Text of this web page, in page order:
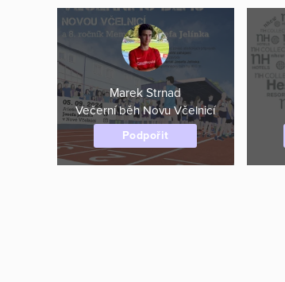
Marek Strnad
Večerní běh Novu Včelnicí
Podpořit